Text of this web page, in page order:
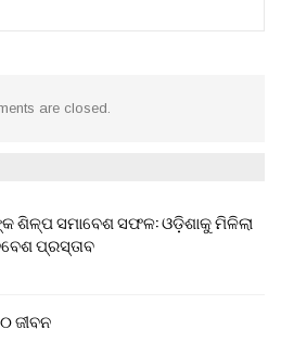
are closed.
ସମାବେଶ ସଫଳ: ଓଡ଼ିଶାକୁ ମିଳିଲା
ପ୍ରସ୍ତାବ
ଜୀବନ